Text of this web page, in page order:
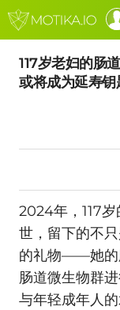
117岁老妇的肠
或将成为延寿钥
2024年，117岁
世，留下的不
的礼物——她的
肠道微生物群
与年轻成年人